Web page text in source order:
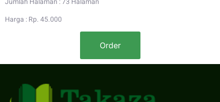
Harga : Rp. 45.000
Order